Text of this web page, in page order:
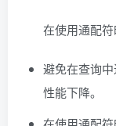
在使用通配符
避免在查询
性能下降。